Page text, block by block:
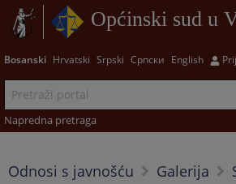
Općinski sud u
Bosanski Hrvatski Srpski Српски English
Napredna pretraga
Odnosi s javnošću Galerija